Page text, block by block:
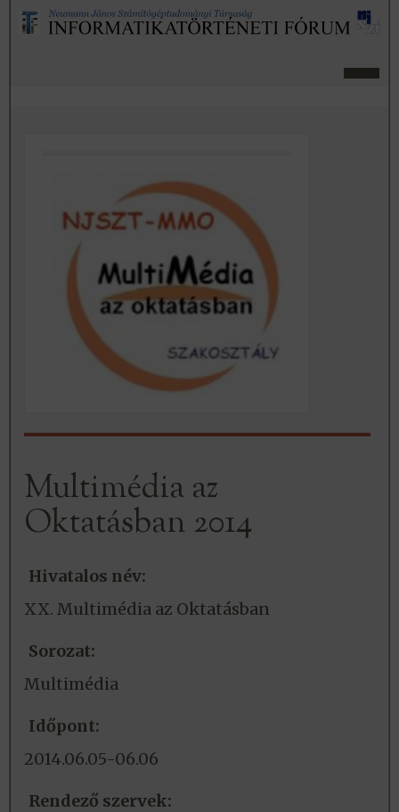
Multimédia az
Oktatásban 2014
Hivatalos név:
XX. Multimédia az Oktatásban
Sorozat:
Multimédia
Időpont:
2014.06.05-06.06
Rendező szervek: